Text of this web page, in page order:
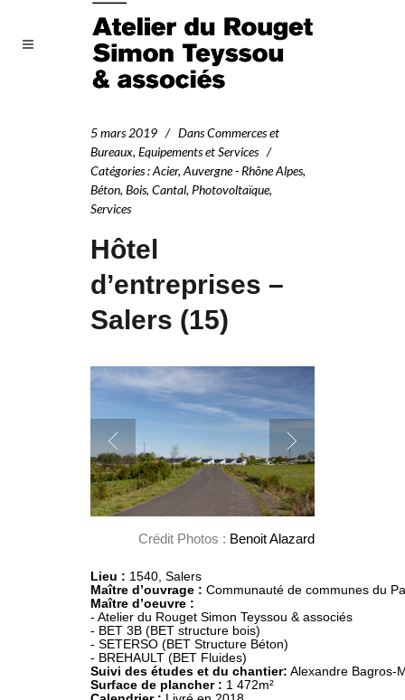
5 mars 2019 DansCommerces et
Bureaux, Equipements et Services
Catégories:Acier, Auvergne - Rhône Alpes,
Béton, Bois, Cantal, Photovoltaïque,
Services
Hôtel
d’entreprises –
Salers (15)
Crédit Photos : Benoit Alazard
Lieu : 1540, Salers
Maître d’ouvrage :
Maître d’oeuvre :
- Atelier du Rouget Simon Teyssou & associés
- BET 3B (BET structure bois)
- SETERSO (BET Structure Béton)
Suivi des études et du chantier:
Surface de plancher :